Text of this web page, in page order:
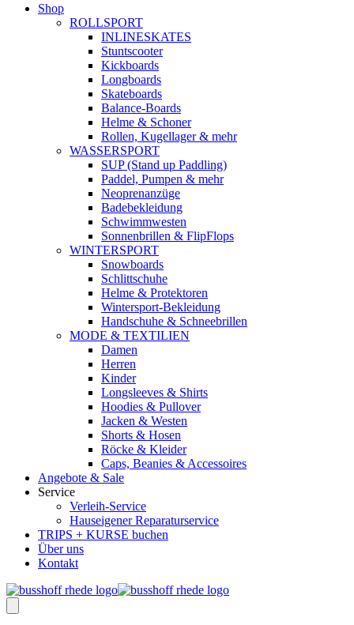
Shop
ROLLSPORT
INLINESKATES
Stuntscooter
Kickboards
Longboards
Skateboards
Balance-Boards
Helme & Schoner
Rollen, Kugellager & mehr
WASSERSPORT
SUP (Stand up Paddling)
Paddel, Pumpen & mehr
Neoprenanzüge
Badebekleidung
Schwimmwesten
Sonnenbrillen & FlipFlops
WINTERSPORT
Snowboards
Schlittschuhe
Helme & Protektoren
Wintersport-Bekleidung
Handschuhe & Schneebrillen
MODE & TEXTILIEN
Damen
Herren
Kinder
Longsleeves & Shirts
Hoodies & Pullover
Jacken & Westen
Shorts & Hosen
Röcke & Kleider
Caps, Beanies & Accessoires
Angebote & Sale
Service
Verleih-Service
Hauseigener Reparaturservice
TRIPS + KURSE buchen
Über uns
Kontakt